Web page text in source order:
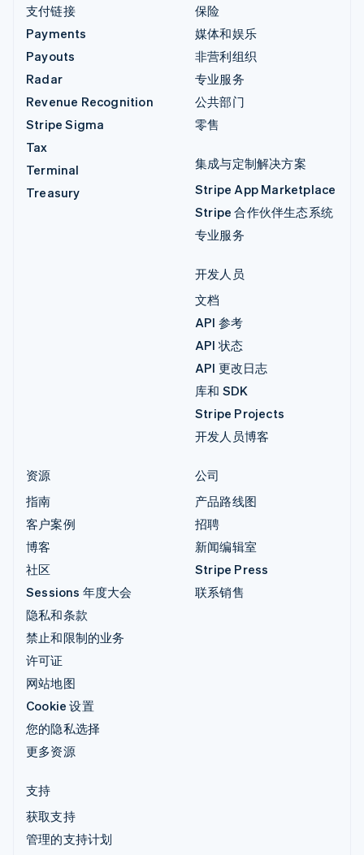
支付链接
Payments
Payouts
Radar
Revenue Recognition
Stripe Sigma
Tax
Terminal
Treasury
保险
媒体和娱乐
非营利组织
专业服务
公共部门
零售
集成与定制解决方案
Stripe App Marketplace
Stripe 合作伙伴生态系统
专业服务
开发人员
文档
API 参考
API 状态
API 更改日志
库和 SDK
Stripe Projects
开发人员博客
资源
指南
客户案例
博客
社区
Sessions 年度大会
隐私和条款
禁止和限制的业务
许可证
网站地图
Cookie 设置
您的隐私选择
更多资源
公司
产品路线图
招聘
新闻编辑室
Stripe Press
联系销售
支持
获取支持
管理的支持计划